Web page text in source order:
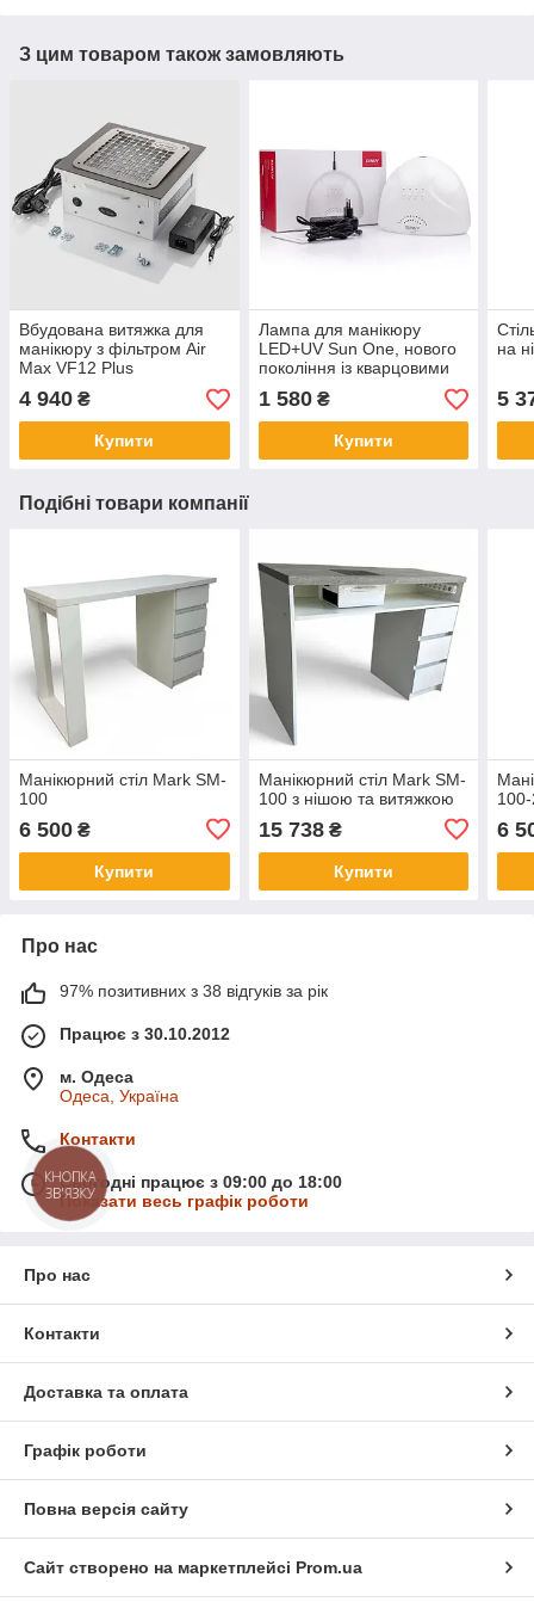
З цим товаром також замовляють
Вбудована витяжка для
манікюру з фільтром Air
Max VF12 Plus
нержавіюча сталь
4 940 ₴
Купити
Лампа для манікюру
LED+UV Sun One, нового
покоління із кварцовими
діодами, 48Вт оригінал
1 580₴
Купити
на
5
Подібні товари компанії
Манікюрний стіл Mark SM-
100
6 500 ₴
Купити
Манікюрний стіл Mark SM-
100 з нішою та витяжкою
15 738₴
Купити
6
Про нас
97% позитивних з 38 відгуків за рік
Працює з 30.10.2012
м. Одеса
Одеса, Україна
Контакти
Сьогодні працює з 09:00 до 18:00
Показати весь графік роботи
Про нас
Контакти
Доставка та оплата
Графік роботи
Повна версія сайту
Сайт створено на маркетплейсі Prom.ua
КНОПКА
ЗВ'ЯЗКУ